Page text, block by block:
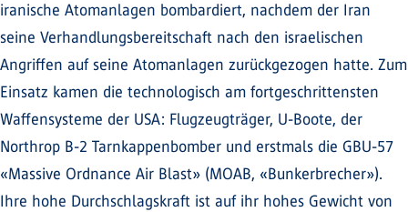
iranische Atomanlagen bombardiert, nachdem der Iran
seine Verhandlungsbereitschaft nach den israelischen
Angriffen auf seine Atomanlagen zurückgezogen hatte. Zum
Einsatz kamen die technologisch am fortgeschrittensten
Waffensysteme der USA: Flugzeugträger, U-Boote, der
Northrop B-2 Tarnkappenbomber und erstmals die GBU-57
«Massive Ordnance Air Blast» (MOAB, «Bunkerbrecher»).
Ihre hohe Durchschlagskraft ist auf ihr hohes Gewicht von